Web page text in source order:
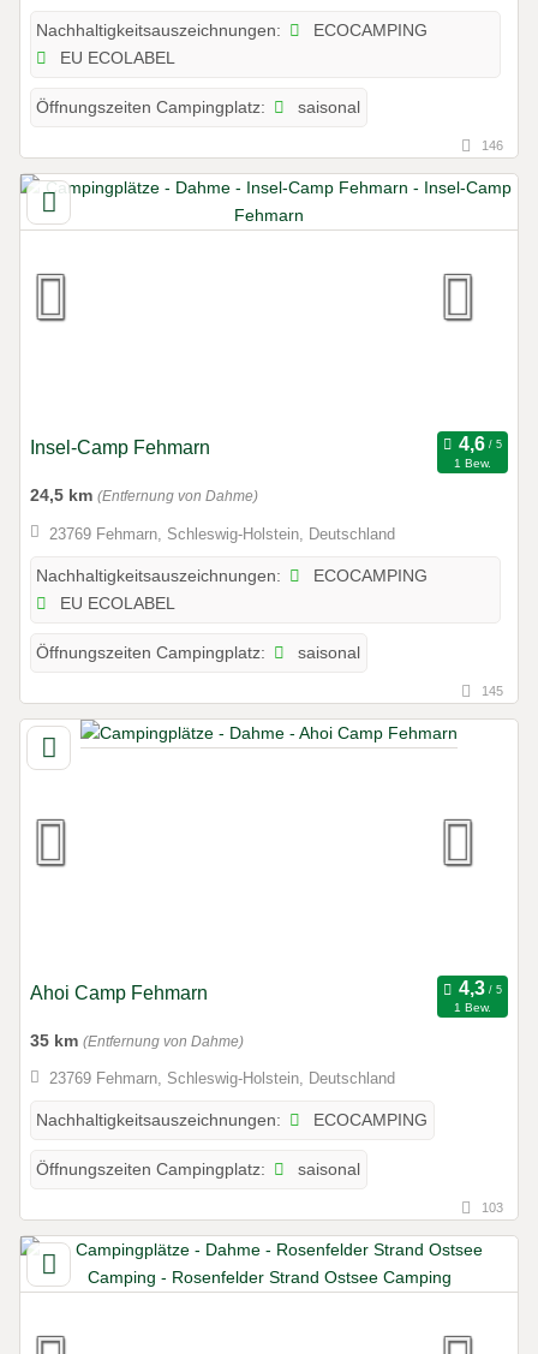
Nachhaltigkeitsauszeichnungen:
ECOCAMPING
EU ECOLABEL
Öffnungszeiten Campingplatz: saisonal
146
Insel-Camp Fehmarn
1 Bew.
24,5 km (Entfernung von Dahme)
23769 Fehmarn, Schleswig-Holstein, Deutschland
Nachhaltigkeitsauszeichnungen:
ECOCAMPING
EU ECOLABEL
Öffnungszeiten Campingplatz: saisonal
145
Ahoi Camp Fehmarn
1 Bew.
35 km (Entfernung von Dahme)
23769 Fehmarn, Schleswig-Holstein, Deutschland
Nachhaltigkeitsauszeichnungen: ECOCAMPING
Öffnungszeiten Campingplatz: saisonal
103